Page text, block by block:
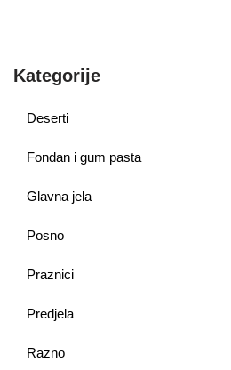
Kategorije
Deserti
Fondan i gum pasta
Glavna jela
Posno
Praznici
Predjela
Razno